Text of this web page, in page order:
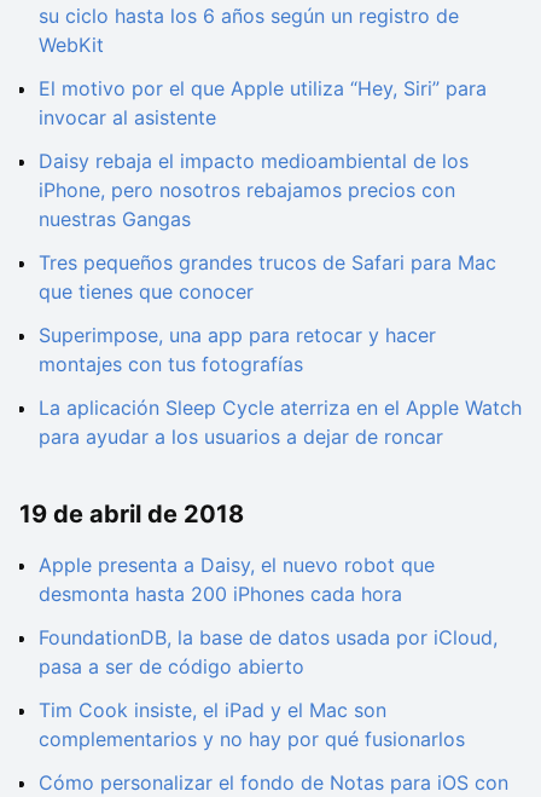
su ciclo hasta los 6 años según un registro de
WebKit
El motivo por el que Apple utiliza “Hey, Siri” para
invocar al asistente
Daisy rebaja el impacto medioambiental de los
iPhone, pero nosotros rebajamos precios con
nuestras Gangas
Tres pequeños grandes trucos de Safari para Mac
que tienes que conocer
Superimpose, una app para retocar y hacer
montajes con tus fotografías
La aplicación Sleep Cycle aterriza en el Apple Watch
para ayudar a los usuarios a dejar de roncar
19 de abril de 2018
Apple presenta a Daisy, el nuevo robot que
desmonta hasta 200 iPhones cada hora
FoundationDB, la base de datos usada por iCloud,
pasa a ser de código abierto
Tim Cook insiste, el iPad y el Mac son
complementarios y no hay por qué fusionarlos
Cómo personalizar el fondo de Notas para iOS con